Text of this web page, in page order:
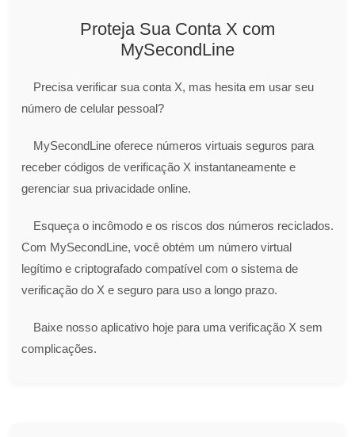
Proteja Sua Conta X com
MySecondLine
Precisa verificar sua conta X, mas hesita em usar seu
número de celular pessoal?
MySecondLine oferece números virtuais seguros para
receber códigos de verificação X instantaneamente e
gerenciar sua privacidade online.
Esqueça o incômodo e os riscos dos números reciclados.
Com MySecondLine, você obtém um número virtual
legítimo e criptografado compatível com o sistema de
verificação do X e seguro para uso a longo prazo.
Baixe nosso aplicativo hoje para uma verificação X sem
complicações.